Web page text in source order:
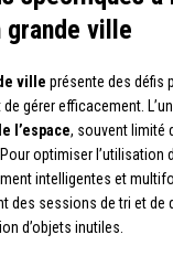
ville
ville présente des défis
gérer efficacement.
l’espace, souvent limité
optimiser l’utilisation
intelligentes et
des sessions de tri et de
d’objets inutiles.